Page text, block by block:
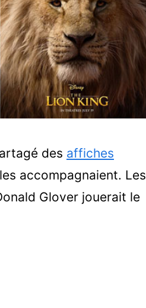
des affiches
accompagnaient. Les
Glover jouerait le